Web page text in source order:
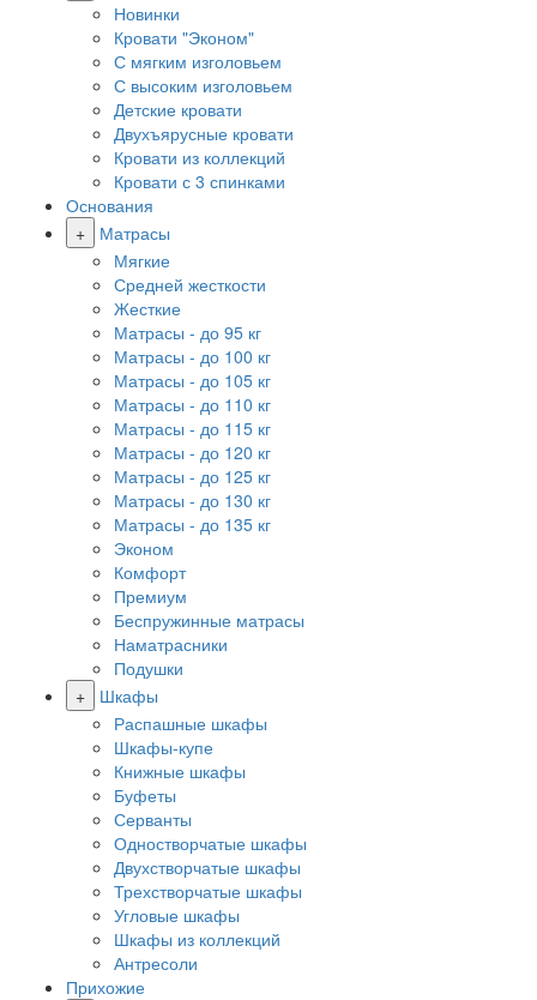
Новинки
Кровати "Эконом"
С мягким изголовьем
С высоким изголовьем
Детские кровати
Двухъярусные кровати
Кровати из коллекций
Кровати с 3 спинками
Основания
+
Матрасы
Мягкие
Средней жесткости
Жесткие
Матрасы - до 95 кг
Матрасы - до 100 кг
Матрасы - до 105 кг
Матрасы - до 110 кг
Матрасы - до 115 кг
Матрасы - до 120 кг
Матрасы - до 125 кг
Матрасы - до 130 кг
Матрасы - до 135 кг
Эконом
Комфорт
Премиум
Беспружинные матрасы
Наматрасники
Подушки
+
Шкафы
Распашные шкафы
Шкафы-купе
Книжные шкафы
Буфеты
Серванты
Одностворчатые шкафы
Двухстворчатые шкафы
Трехстворчатые шкафы
Угловые шкафы
Шкафы из коллекций
Антресоли
Прихожие